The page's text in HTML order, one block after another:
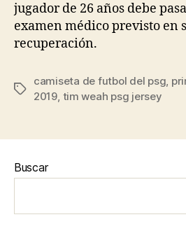
jugador de 26 años debe
examen médico previsto en
recuperación.
Etiquetas
camiseta de futbol del psg,
2019, tim weah psg jersey
Buscar